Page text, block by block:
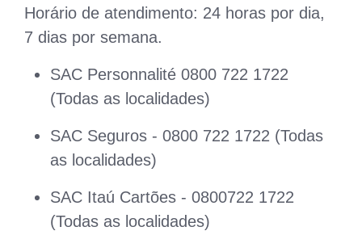
Horário de atendimento: 24 horas por dia,
7 dias por semana.
SAC Personnalité 0800 722 1722
(Todas as localidades)
SAC Seguros - 0800 722 1722 (Todas
as localidades)
SAC Itaú Cartões - 0800722 1722
(Todas as localidades)